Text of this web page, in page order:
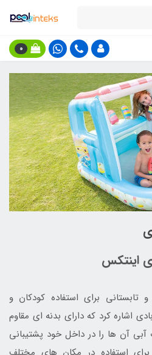
0
اینتکس
برای استفاده کودکان و
اشاره کرد که دارای بدنه ای مقاوم
آن ها را در داخل خود پشتیبانی